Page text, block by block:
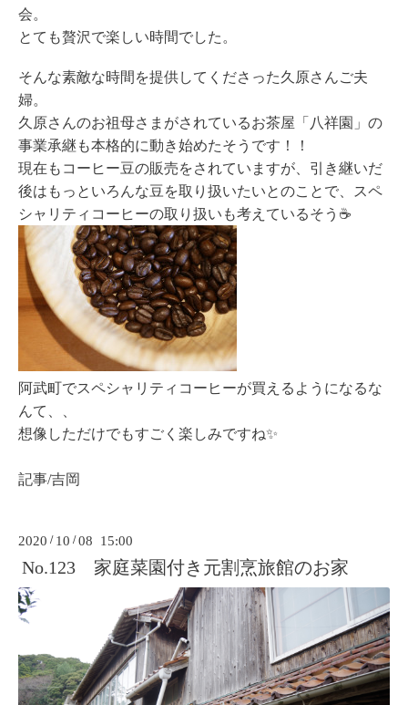
会。
とても贅沢で楽しい時間でした。
そんな素敵な時間を提供してくださった久原さんご夫
婦。
久原さんのお祖母さまがされているお茶屋「八祥園」の
事業承継も本格的に動き始めたそうです！！
現在もコーヒー豆の販売をされていますが、引き継いだ
後はもっといろんな豆を取り扱いたいとのことで、スペ
シャリティコーヒーの取り扱いも考えているそう☕️
阿武町でスペシャリティコーヒーが買えるようになるな
んて、、
想像しただけでもすごく楽しみですね✨
記事/吉岡
2020 / 10 /08 15:00
No.123 家庭菜園付き元割烹旅館のお家